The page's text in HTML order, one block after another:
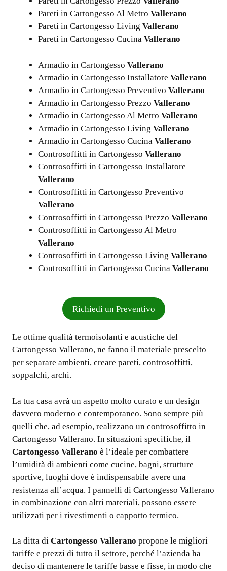
Pareti in Cartongesso Al Metro Vallerano
Pareti in Cartongesso Living Vallerano
Pareti in Cartongesso Cucina Vallerano
Armadio in Cartongesso Vallerano
Armadio in Cartongesso Installatore Vallerano
Armadio in Cartongesso Preventivo Vallerano
Armadio in Cartongesso Prezzo Vallerano
Armadio in Cartongesso Al Metro Vallerano
Armadio in Cartongesso Living Vallerano
Armadio in Cartongesso Cucina Vallerano
Controsoffitti in Cartongesso Vallerano
Controsoffitti in Cartongesso Installatore
Vallerano
Controsoffitti in Cartongesso Preventivo
Vallerano
Controsoffitti in Cartongesso Prezzo Vallerano
Controsoffitti in Cartongesso Al Metro
Vallerano
Controsoffitti in Cartongesso Living Vallerano
Controsoffitti in Cartongesso Cucina Vallerano
Richiedi un Preventivo
Le ottime qualità termoisolanti e acustiche del
Cartongesso Vallerano, ne fanno il materiale prescelto
per separare ambienti, creare pareti, controsoffitti,
soppalchi, archi.
La tua casa avrà un aspetto molto curato e un design
davvero moderno e contemporaneo. Sono sempre più
quelli che, ad esempio, realizzano un controsoffitto in
Cartongesso Vallerano. In situazioni specifiche, il
Cartongesso Vallerano è l’ideale per combattere
l’umidità di ambienti come cucine, bagni, strutture
sportive, luoghi dove è indispensabile avere una
resistenza all’acqua. I pannelli di Cartongesso Vallerano
in combinazione con altri materiali, possono essere
utilizzati per i rivestimenti o cappotto termico.
La ditta di Cartongesso Vallerano propone le migliori
tariffe e prezzi di tutto il settore, perché l’azienda ha
deciso di mantenere le tariffe basse e fisse, in modo che